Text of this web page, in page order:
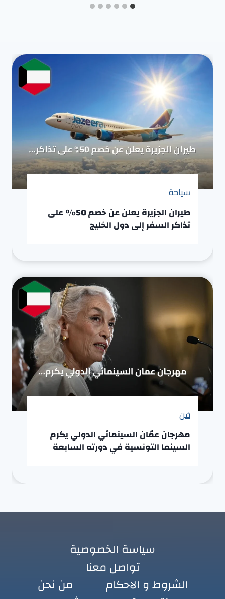
سياحة
طيران الجزيرة يعلن عن خصم 50% على
تذاكر السفر إلى دول الخليج
فن
مهرجان عمّان السينمائي الدولي يكرم
السينما التونسية في دورته السابعة
سياسة الخصوصية
تواصل معنا
الشروط و الاحكام
من نحن